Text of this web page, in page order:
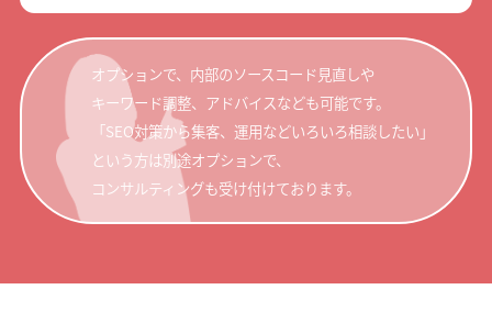
オプションで、内部のソースコード見直しや
キーワード調整、アドバイスなども可能です。
「SEO対策から集客、運用などいろいろ相談したい」
という方は別途オプションで、
コンサルティングも受け付けております。